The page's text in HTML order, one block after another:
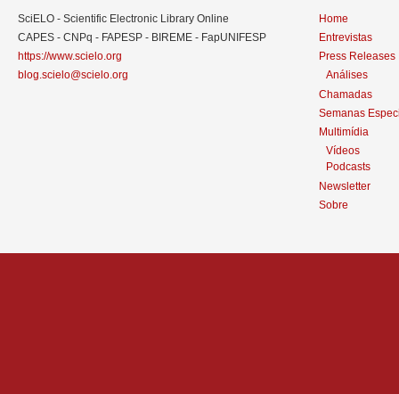
SciELO - Scientific Electronic Library Online
CAPES - CNPq - FAPESP - BIREME - FapUNIFESP
https://www.scielo.org
blog.scielo@scielo.org
Home
Entrevistas
Press Releases
Análises
Chamadas
Semanas
Multimídia
Vídeos
Podcasts
Newsletter
Sobre